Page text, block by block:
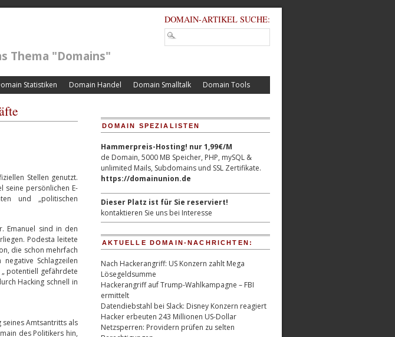
Thema "Domains"
DOMAIN-ARTIKEL SUCHE:
Statistiken Domain Handel Domain Smalltalk Domain Tools
Stellen genutzt.
seine persönlichen E-
und „politischen
Emanuel sind in den
Podesta leitete
die schon mehrfach
Schlagzeilen
potentiell gefährdete
Hacking schnell in
seines Amtsantritts als
des Politikers hin,
DOMAIN SPEZIALISTEN
Hammerpreis-Hosting! nur 1,99€/M
de Domain, 5000 MB Speicher, PHP, mySQL &
unlimited Mails, Subdomains und SSL Zertifikate.
https://domainunion.de
Dieser Platz ist für Sie reserviert!
kontaktieren Sie uns bei Interesse
AKTUELLE DOMAIN-NACHRICHTEN:
Nach Hackerangriff: US Konzern zahlt Mega
Lösegeldsumme
Hackerangriff auf Trump-Wahlkampagne – FBI
ermittelt
Datendiebstahl bei Slack: Disney Konzern reagiert
Hacker erbeuten 243 Millionen US-Dollar
Netzsperren: Providern prüfen zu selten